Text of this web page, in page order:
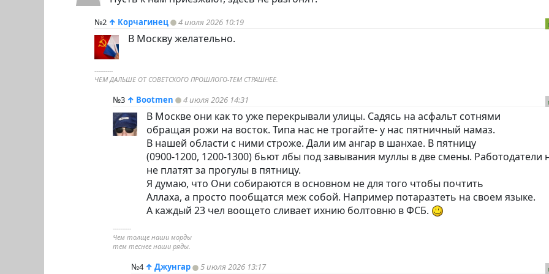
№2 ↑ Корчагинец 4 июля 2026 10:19
В Москву желательно.
----------
ЧЕМ ДАЛЬШЕ ОТ СОВЕТСКОГО ПРОШЛОГО-ТЕМ СТРАШНЕЕ.
№3 ↑ Bootmen 4 июля 2026 14:31
В Москве они как то уже перекрывали улицы. Садясь на асфальт сотнями
обращая рожи на восток. Типа нас не трогайте- у нас пятничный намаз.
В нашей области с ними строже. Дали им ангар в шанхае. В пятницу
(0900-1200, 1200-1300) бьют лбы под завывания муллы в две смены. Работодатели
не платят за прогулы в пятницу.
Я думаю, что Они собираются в основном не для того чтобы почтить
Аллаха, а просто пообщатся меж собой. Например потаразтеть на своем языке.
А каждый 23 чел воощето сливает ихнию болтовню в ФСБ.
----------
Чем толще наши морды
тем теснее наши ряды.
№4 ↑ Джунгар 5 июля 2026 13:17